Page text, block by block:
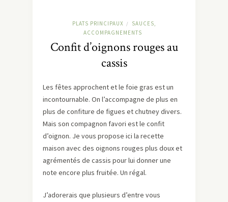
PLATS PRINCIPAUX /
SAUCES,
ACCOMPAGNEMENTS
Confit d’oignons rouges au
cassis
Les fêtes approchent et le foie gras est un
incontournable. On l’accompagne de plus en
plus de confiture de figues et chutney divers.
Mais son compagnon favori est le confit
d’oignon. Je vous propose ici la recette
maison avec des oignons rouges plus doux et
agrémentés de cassis pour lui donner une
note encore plus fruitée. Un régal.
J’adorerais que plusieurs d’entre vous